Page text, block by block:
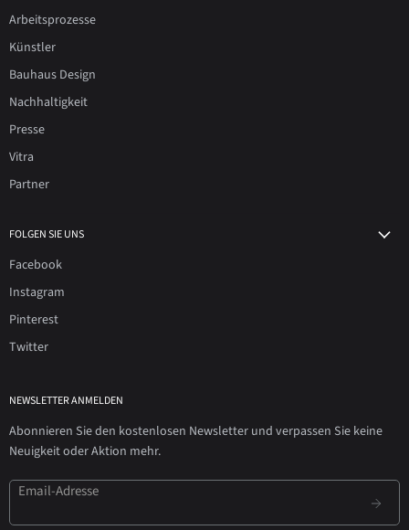
Arbeitsprozesse
Künstler
Bauhaus Design
Nachhaltigkeit
Presse
Vitra
Partner
FOLGEN SIE UNS
Facebook
Instagram
Pinterest
Twitter
NEWSLETTER ANMELDEN
Abonnieren Sie den kostenlosen Newsletter und verpassen Sie keine
Neuigkeit oder Aktion mehr.
Email-Adresse